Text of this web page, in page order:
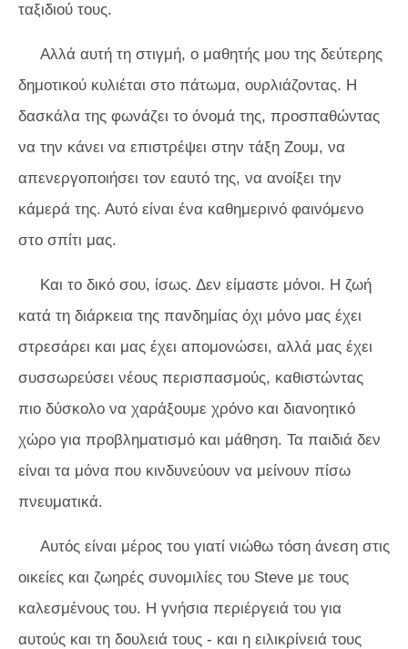
ταξιδιού τους.
Αλλά αυτή τη στιγμή, ο μαθητής μου της δεύτερης
δημοτικού κυλιέται στο πάτωμα, ουρλιάζοντας. Η
δασκάλα της φωνάζει το όνομά της, προσπαθώντας
να την κάνει να επιστρέψει στην τάξη Ζουμ, να
απενεργοποιήσει τον εαυτό της, να ανοίξει την
κάμερά της. Αυτό είναι ένα καθημερινό φαινόμενο
στο σπίτι μας.
Και το δικό σου, ίσως. Δεν είμαστε μόνοι. Η ζωή
κατά τη διάρκεια της πανδημίας όχι μόνο μας έχει
στρεσάρει και μας έχει απομονώσει, αλλά μας έχει
συσσωρεύσει νέους περισπασμούς, καθιστώντας
πιο δύσκολο να χαράξουμε χρόνο και διανοητικό
χώρο για προβληματισμό και μάθηση. Τα παιδιά δεν
είναι τα μόνα που κινδυνεύουν να μείνουν πίσω
πνευματικά.
Αυτός είναι μέρος του γιατί νιώθω τόση άνεση στις
οικείες και ζωηρές συνομιλίες του Steve με τους
καλεσμένους του. Η γνήσια περιέργειά του για
αυτούς και τη δουλειά τους - και η ειλικρίνειά τους